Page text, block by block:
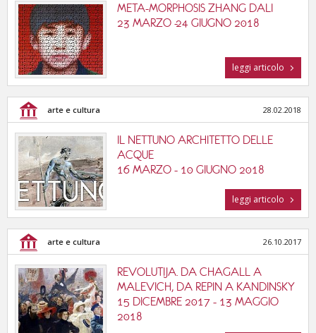
META-MORPHOSIS ZHANG DALI
23 MARZO -24 GIUGNO 2018
leggi articolo
arte e cultura 28.02.2018
IL NETTUNO ARCHITETTO DELLE
ACQUE
16 MARZO - 10 GIUGNO 2018
leggi articolo
arte e cultura 26.10.2017
REVOLUTIJA. DA CHAGALL A
MALEVICH, DA REPIN A KANDINSKY
15 DICEMBRE 2017 - 13 MAGGIO
2018